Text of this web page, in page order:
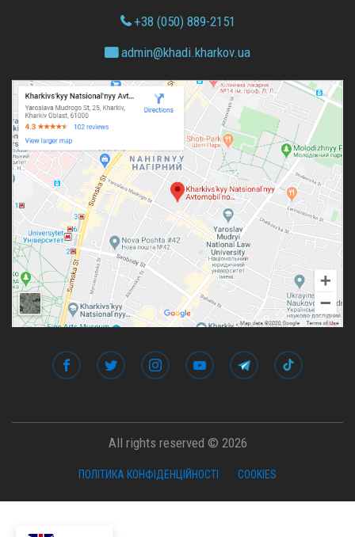
+38 (050) 889-2151
admin@khadi.kharkov.ua
All rights reserved © 2026
ПОЛІТИКА КОНФІДЕНЦІЙНОСТІ COOKIES